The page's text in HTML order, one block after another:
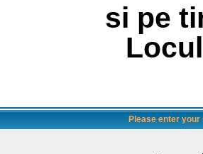
si pe
Please enter